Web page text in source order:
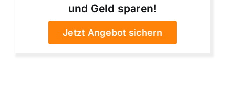
und Geld sparen!
Jetzt Angebot sichern